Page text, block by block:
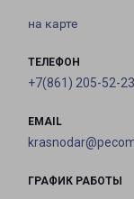
на карте
ТЕЛЕФОН
+7(861) 205-52-23
EMAIL
ГРАФИК РАБОТЫ